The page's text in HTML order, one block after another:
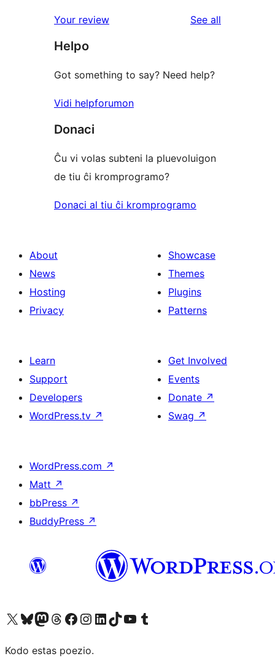
Your review See all
Helpo
Got something to say? Need help?
Vidi helpforumon
Donaci
Ĉu vi volas subteni la pluevoluigon
de tiu ĉi kromprogramo?
Donaci al tiu ĉi kromprogramo
About
News
Hosting
Privacy
Showcase
Themes
Plugins
Patterns
Learn
Support
Developers
WordPress.tv ↗
Get Involved
Events
Donate ↗
Swag ↗
WordPress.com ↗
Matt ↗
bbPress ↗
BuddyPress ↗
Visit our X (formerly Twitter) account
Visit our Bluesky account
Visit our Mastodon account
Visit our Threads account
Visit our Facebook page
Visit our Instagram account
Visit our LinkedIn account
Visit our TikTok account
Visit our YouTube channel
Visit our Tumblr account
Kodo estas poezio.